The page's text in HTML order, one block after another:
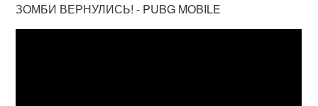
ЗОМБИ ВЕРНУЛИСЬ! - PUBG MOBILE